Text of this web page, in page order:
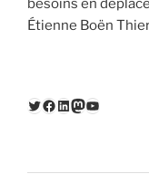
besoins en
Étienne Boën
Twitter
Facebook
LinkedIn
Mastodon
YouTube